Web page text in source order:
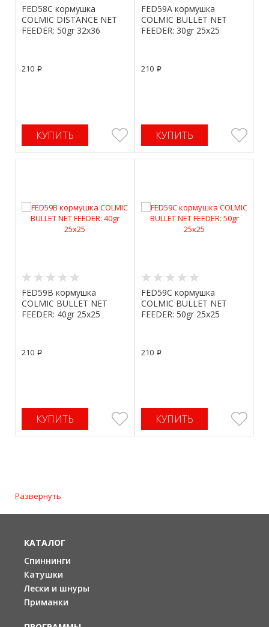
FED58C кормушка
COLMIC DISTANCE NET
FEEDER: 50gr 32x36
210 p
КУПИТЬ
FED59A кормушка
COLMIC BULLET NET
FEEDER: 30gr 25x25
210 p
КУПИТЬ
FED59B кормушка
COLMIC BULLET NET
FEEDER: 40gr 25x25
210 p
КУПИТЬ
FED59C кормушка
COLMIC BULLET NET
FEEDER: 50gr 25x25
210 p
КУПИТЬ
Развернуть
КАТАЛОГ
Спиннинги
Катушки
Лески и шнуры
Приманки